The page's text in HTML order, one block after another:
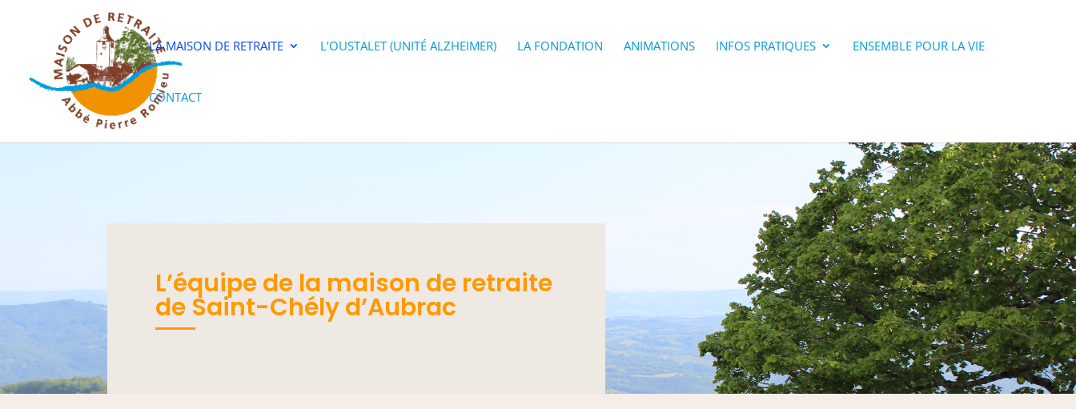
LA MAISON DE RETRAITE L’OUSTALET (UNITÉ ALZHEIMER) LA FONDATION ANIMATIONS INFOS PRATIQUES ENSEMBLE POUR LA VIE
CONTACT
L’équipe de la maison de retraite
de Saint-Chély d’Aubrac